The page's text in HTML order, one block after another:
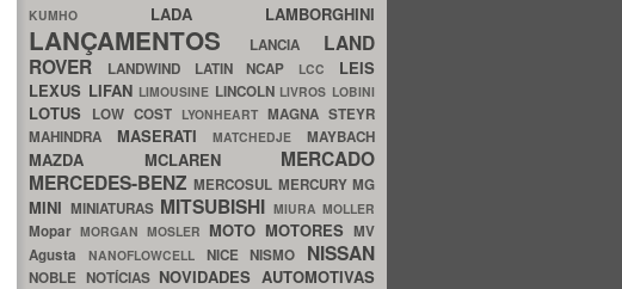
KUMHO LADA LAMBORGHINI
LANÇAMENTOS LANCIA LAND
ROVER
LANDWIND LATIN NCAP LCC LEIS
LEXUS LIFAN LIMOUSINE LINCOLN LIVROS LOBINI
LOTUS LOW COST LYONHEART MAGNA STEYR
MAHINDRA MASERATIMATCHEDJEMAYBACH
MAZDA MCLAREN MERCADO
MERCEDES-BENZMERCOSUL MERCURYMG
MINI MINIATURAS MITSUBISHI MIURA MOLLER
Mopar MORGAN MOSLER MOTO MOTORES MV
Agusta NANOFLOWCELL NICENISMO NISSAN
NOBLE NOTÍCIAS NOVIDADES AUTOMOTIVAS